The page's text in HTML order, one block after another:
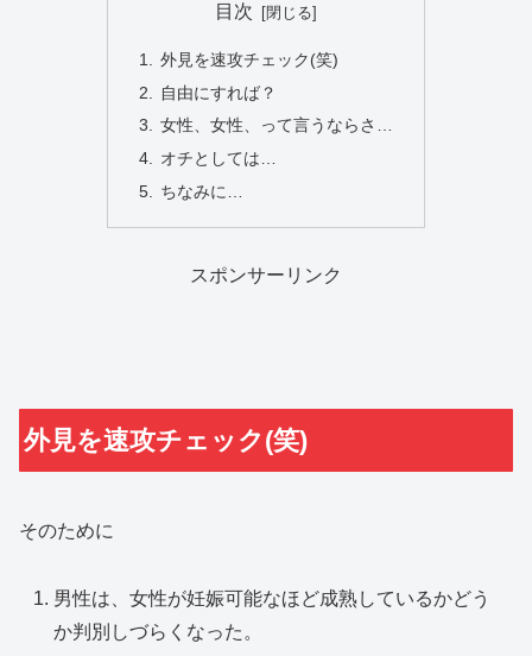
目次
外見を速攻チェック(笑)
自由にすれば？
女性、女性、って言うならさ…
オチとしては…
ちなみに…
スポンサーリンク
外見を速攻チェック(笑)
そのために
男性は、女性が妊娠可能なほど成熟しているかどう
か判別しづらくなった。